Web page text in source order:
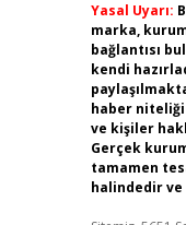
Yasal Uyarı:
marka,
bağlantısı
kendi
haber
ve kişiler
Gerçek
tamamen
halindedir